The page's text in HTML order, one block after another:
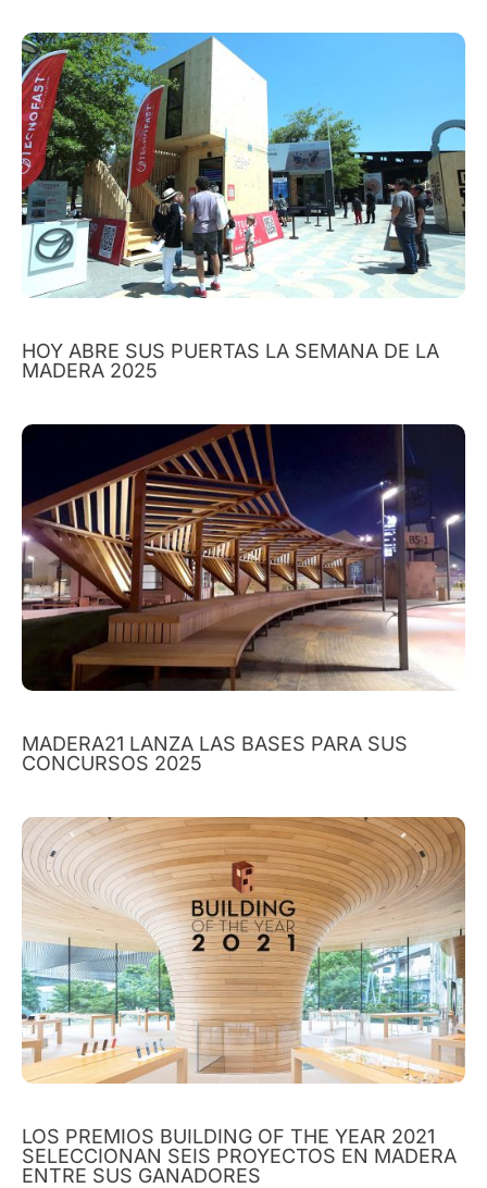
HOY ABRE SUS PUERTAS LA SEMANA DE LA
MADERA 2025
MADERA21 LANZA LAS BASES PARA SUS
CONCURSOS 2025
LOS PREMIOS BUILDING OF THE YEAR 2021
SELECCIONAN SEIS PROYECTOS EN MADERA
ENTRE SUS GANADORES